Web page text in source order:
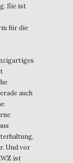
Sie ist
für die
auch
Und vor
ist